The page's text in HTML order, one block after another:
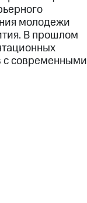
молодежи
В прошлом
с современными